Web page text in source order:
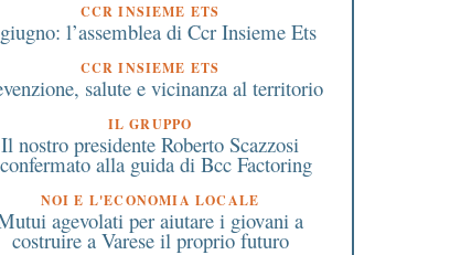
CCR INSIEME ETS
l’assemblea di Ccr Insieme Ets
CCR INSIEME ETS
salute e vicinanza al territorio
IL GRUPPO
Il nostro presidente Roberto Scazzosi
alla guida di Bcc Factoring
NOI E L'ECONOMIA LOCALE
agevolati per aiutare i giovani a
costruire a Varese il proprio futuro